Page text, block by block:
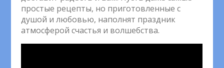
простые рецепты, но приготовленные с
душой и любовью, наполнят праздник
атмосферой счастья и волшебства.